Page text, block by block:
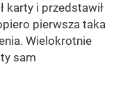
karty i przedstawił
pierwsza taka
Wielokrotnie
sam